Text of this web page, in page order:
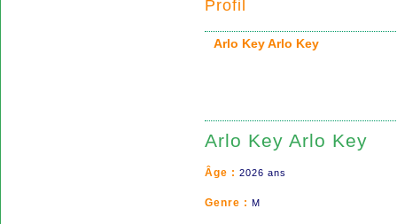
Profil
Arlo Key Arlo Key
Arlo Key Arlo Key
Âge : 2026 ans
Genre : M